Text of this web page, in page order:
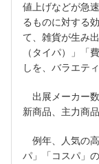
値上げなどが急
るものに対する
て、雑貨が生み
（タイパ）」「
しを、バラエテ
出展メーカー
新商品、主力商
例年、人気の
パ」「コスパ」